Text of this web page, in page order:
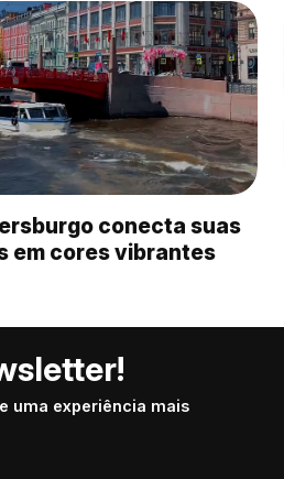
conecta suas
em cores vibrantes
uma experiência mais